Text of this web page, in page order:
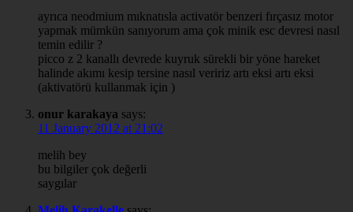
ayrıca neodmium mıknatısla activatör benzeri fırçasız motor
yapmak mümkün sanıyorum ama çok minik esc devresi nasıl
temin edilir ?
picco z 2 kanallı devrede kuyruk sürekli bir yöne hareket
halinde akımı kesip tersine nasıl veririz artı eksi artı eksi
(aktivatörü kullanmak için )
onur karakaya says:
11 January 2012 at 21:02
melih bey
bu bilgiler çok değerli
saygılar